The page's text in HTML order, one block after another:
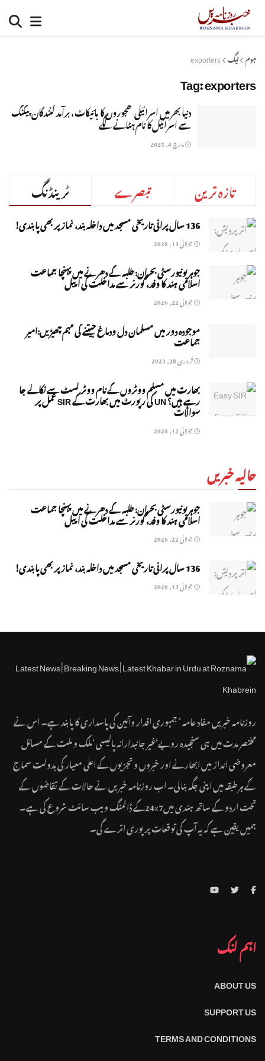
ہوم ٹیگ exporters
Tag:exporters
دنیا بھر میں اسرائیلی کھجوروں کا بائیکاٹ ، برآمد کنندگان پیکنگ
سے اسرائیل کا نام ہٹانے لگے
مارچ 4, 2025
ٹرینڈنگ تبصرے تازہ ترین
136 سال پرانی تاریخی مسجد میں داخلہ بند، نماز پر بھی پابندی!
جولائی 13, 2026
جوہر یونیورسٹی بحران: طلبہ کے دھرنے میں پہنچا جماعت
اسلامی ہند کا وفد، گورنر سے مداخلت کی اپیل
جولائی 22, 2026
موجودہ دور میں مسلمان دل ودماغ جیتنے کی مہم چھیڑیں:امیر
جماعت
فروری 28, 2023
بھارت میں مسلم ووٹروں کے نام ووٹر لسٹ سے نکالے جا
رہے ہیں؟ UN کی رپورٹ میں بھارت کے SIR عمل پر
سوالات
جولائی 12, 2026
حالیہ خبریں
جوہر یونیورسٹی بحران: طلبہ کے دھرنے میں پہنچا جماعت
اسلامی ہند کا وفد، گورنر سے مداخلت کی اپیل
جولائی 22, 2026
136 سال پرانی تاریخی مسجد میں داخلہ بند، نماز پر بھی پابندی!
جولائی 13, 2026
روزنامہ خبریں مفاد عامہ ‘ جمہوری اقدار وآئین کی پاسداری کا پابند ہے۔ اس نے
مختصر مدت میں ہی سنجیدہ رویے‘غیر جانبدارانہ پالیسی ‘ملک و ملت کے مسائل
معروضی انداز میں ابھارنے اور خبروں و تجزیوں کے اعلی معیار کی بدولت سماج
کے ہر طبقہ میں اپنی جگہ بنالی۔ اب روزنامہ خبریں نے حالات کے تقاضوں کے
تحت اردو کے ساتھ ہندی میں24x7کے ڈائمنگ ویب سائٹ شروع کی ہے۔
ہمیں یقین ہے کہ یہ آپ کی توقعات پر پوری اترے گی۔
اہم لنک
ABOUT US
SUPPORT US
TERMS AND CONDITIONS